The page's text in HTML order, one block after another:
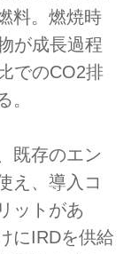
料。燃焼時
が成長過程
でのCO2排
。
既存のエン
え、導入コ
ットがあ
にIRDを供給